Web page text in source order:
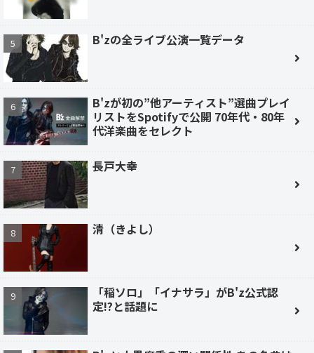
B'zの全ライブ公演一覧データ
B'zが初の”他アーティスト”選曲プレイ
リストをSpotifyで公開 70年代・80年
代洋楽曲をセレクト
長戸大幸
清（きよし）
「稲ソロ」「イナサラ」がB'z公式認
定!?と話題に